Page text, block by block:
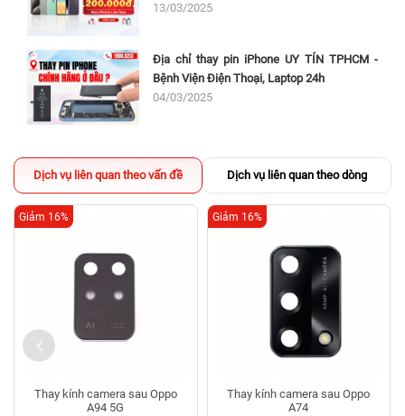
13/03/2025
Địa chỉ thay pin iPhone UY TÍN TPHCM -
Bệnh Viện Điện Thoại, Laptop 24h
04/03/2025
Dịch vụ liên quan theo vấn đề Dịch vụ liên quan theo dòng
Thay kính camera sau Oppo
A94 5G
Giảm 16%
Thay kính camera sau Oppo
A74
Giảm 16%